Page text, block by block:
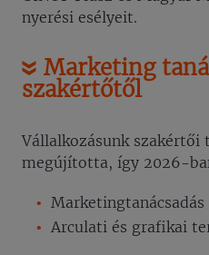
nyerési esélyeit.
Marketing
szakértőtől
Vállalkozásunk szakértői
megújította, így 2026-
Arculati és grafikai